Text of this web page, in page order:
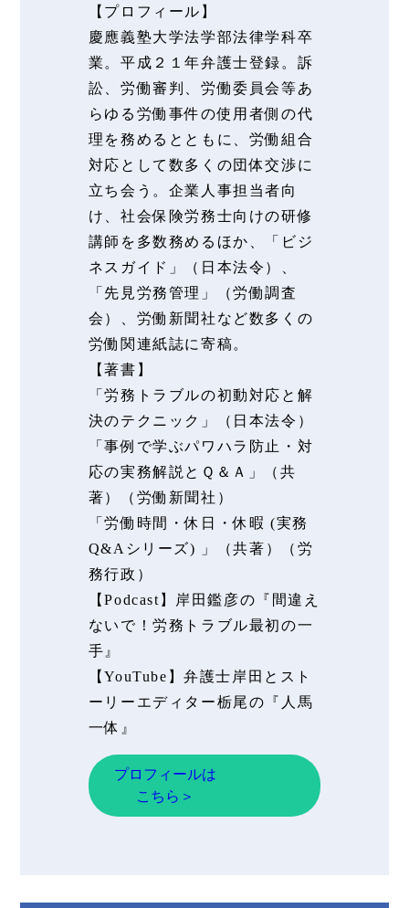
【プロフィール】
慶應義塾大学法学部法律学科卒
業。平成２１年弁護士登録。訴
訟、労働審判、労働委員会等あ
らゆる労働事件の使用者側の代
理を務めるとともに、労働組合
対応として数多くの団体交渉に
立ち会う。企業人事担当者向
け、社会保険労務士向けの研修
講師を多数務めるほか、「ビジ
ネスガイド」（日本法令）、
「先見労務管理」（労働調査
会）、労働新聞社など数多くの
労働関連紙誌に寄稿。
【著書】
「労務トラブルの初動対応と解
決のテクニック」（日本法令）
「事例で学ぶパワハラ防止・対
応の実務解説とＱ＆Ａ」（共
著）（労働新聞社）
「労働時間・休日・休暇 (実務
Q&Aシリーズ) 」（共著）（労
務行政）
【Podcast】岸田鑑彦の『間違え
ないで！労務トラブル最初の一
手』
【YouTube】弁護士岸田とスト
ーリーエディター栃尾の『人馬
一体』
プロフィールは
こちら＞